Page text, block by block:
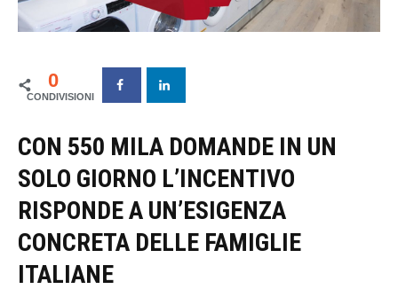
0
CON 550 MILA DOMANDE IN UN
SOLO GIORNO L’INCENTIVO
RISPONDE A UN’ESIGENZA
CONCRETA DELLE FAMIGLIE
ITALIANE